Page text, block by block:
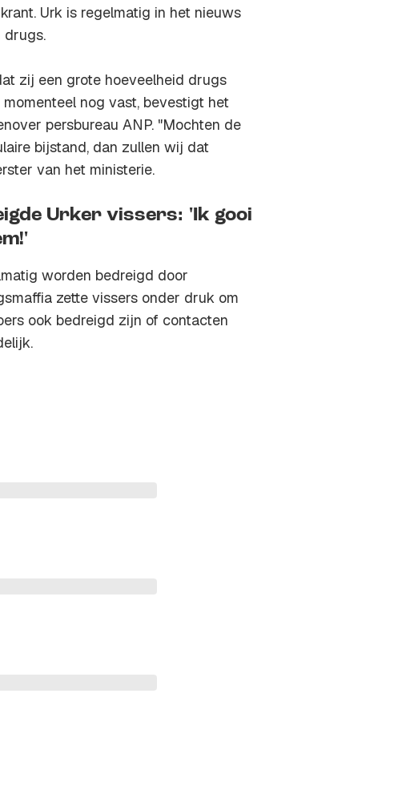
Urk is regelmatig in het nieuws
drugs.
zij een grote hoeveelheid drugs
nog vast, bevestigt het
persbureau ANP. "Mochten de
bijstand, dan zullen wij dat
van het ministerie.
Urker vissers: 'Ik gooi
worden bedreigd door
zette vissers onder druk om
ook bedreigd zijn of contacten